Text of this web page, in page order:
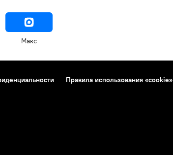
Макс
Правила использования «cookie»